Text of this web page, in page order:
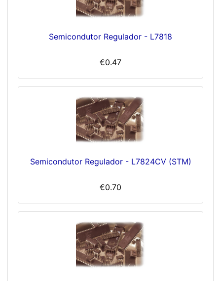
Semicondutor Regulador - L7818
€0.47
Semicondutor Regulador - L7824CV (STM)
€0.70